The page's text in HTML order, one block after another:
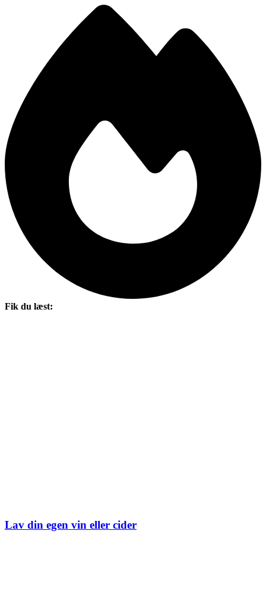
Fik du læst:
Lav din egen vin eller cider